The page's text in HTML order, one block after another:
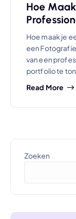
Hoe
Hoe maak je
een
van een
portfolio te
Read More
Zoeken